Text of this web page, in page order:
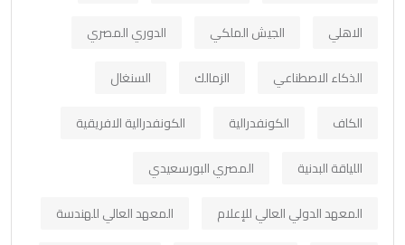
الاهلي
الجيش الملكي
الدوري المصري
الذكاء الاصطناعي
الزمالك
السنغال
الكاف
الكونفدرالية
الكونفدرالية الافريقية
اللياقة البدنية
المصري البورسعيدي
المعهد الدولي العالي للإعلام
المعهد العالي للهندسة